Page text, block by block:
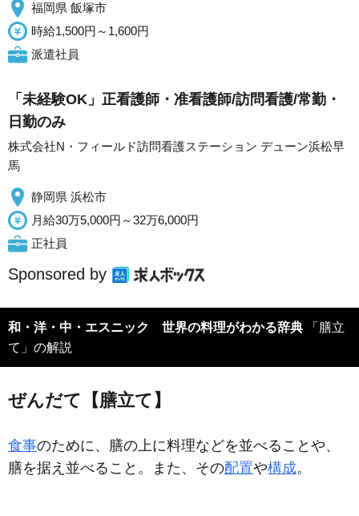
福岡県 飯塚市
時給1,500円～1,600円
派遣社員
「未経験OK」正看護師・准看護師/訪問看護/常勤・
日勤のみ
株式会社N・フィールド訪問看護ステーション デューン浜松早
馬
静岡県 浜松市
月給30万5,000円～32万6,000円
正社員
Sponsored by
和・洋・中・エスニック 世界の料理がわかる辞典
て」の解説
ぜんだて【膳立て】
食事のために、膳の上に料理などを並べることや、
膳を据え並べること。また、その配置や構成。